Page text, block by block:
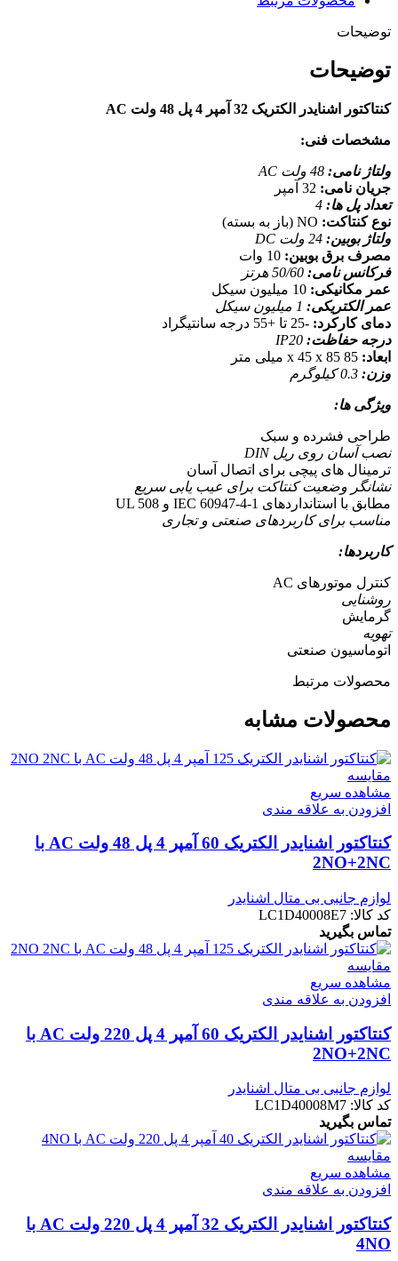
توضیحات
توضیحات
کنتاکتور اشنایدر الکتریک 32 آمپر 4 پل 48 ولت AC
مشخصات فنی:
ولتاژ نامی:
جریان نامی:
تعداد پل ها:
نوع کنتاکت:
ولتاژ بوبین:
مصرف برق بوبین:
فرکانس نامی:
عمر مکانیکی:
عمر الکتریکی:
دمای کارکرد: -25 تا +55 درجه سانتیگراد
درجه حفاظت:
ابعاد:
وزن:
ویژگی ها:
طراحی فشرده و سبک
نصب آسان روی ریل DIN
ترمینال های پیچی برای اتصال آسان
نشانگر وضعیت کنتاکت برای عیب یابی سریع
مطابق با استانداردهای IEC 60947-4-1 و UL 508
مناسب برای کاربردهای صنعتی و تجاری
کاربردها:
کنترل موتورهای AC
روشنایی
گرمایش
تهویه
اتوماسیون صنعتی
محصولات مرتبط
محصولات مشابه
مقایسه
مشاهده سریع
افزودن به علاقه مندی
کنتاکتور اشنایدر الکتریک 60 آمپر 4 پل 48 ولت AC با
2NO+2NC
لوازم جانبی بی متال اشنایدر
کد کالا: LC1D40008E7
تماس بگیرید
مقایسه
مشاهده سریع
افزودن به علاقه مندی
کنتاکتور اشنایدر الکتریک 60 آمپر 4 پل 220 ولت AC با
2NO+2NC
لوازم جانبی بی متال اشنایدر
کد کالا: LC1D40008M7
تماس بگیرید
مقایسه
مشاهده سریع
افزودن به علاقه مندی
کنتاکتور اشنایدر الکتریک 32 آمپر 4 پل 220 ولت AC با
4NO